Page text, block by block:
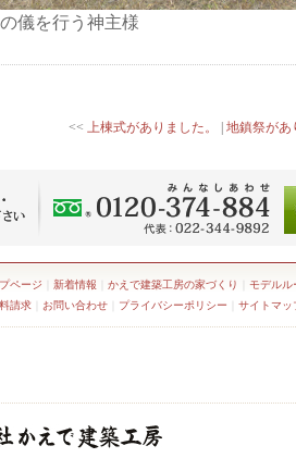
儀を行う神主様
<< 上棟式がありました。 地鎮祭があ
ページ 新着情報 かえで建築工房の家づくり
モデルル
請求 お問い合わせ プライバシーポリシー サイトマッ